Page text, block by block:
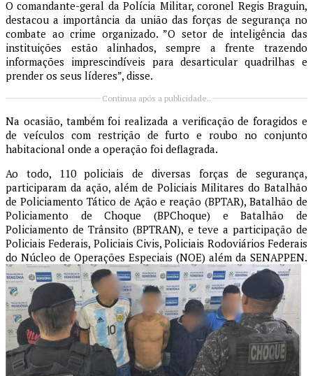
O comandante-geral da Polícia Militar, coronel Regis Braguin,
destacou a importância da união das forças de segurança no
combate ao crime organizado. ”O setor de inteligência das
instituições estão alinhados, sempre a frente trazendo
informações imprescindíveis para desarticular quadrilhas e
prender os seus líderes”, disse.
Continua após a publicidade..
Na ocasião, também foi realizada a verificação de foragidos e
de veículos com restrição de furto e roubo no conjunto
habitacional onde a operação foi deflagrada.
Ao todo, 110 policiais de diversas forças de segurança,
participaram da ação, além de Policiais Militares do Batalhão
de Policiamento Tático de Ação e reação (BPTAR), Batalhão de
Policiamento de Choque (BPChoque) e Batalhão de
Policiamento de Trânsito (BPTRAN), e teve a participação de
Policiais Federais, Policiais Civis, Policiais Rodoviários Federais
do Núcleo de Operações Especiais (NOE) além da SENAPPEN.